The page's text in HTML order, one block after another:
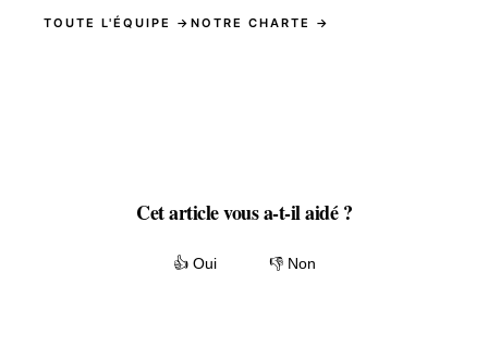
TOUTE L'ÉQUIPE → NOTRE CHARTE →
Cet article vous a-t-il aidé ?
👍 Oui 👎 Non